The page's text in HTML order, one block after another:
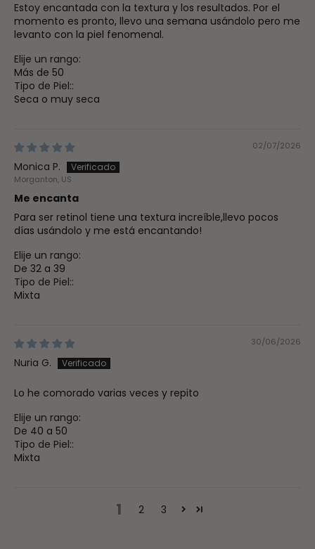
Estoy encantada con la textura y los resultados. Por el
momento es pronto, llevo una semana usándolo pero me
levanto con la piel fenomenal.
Elije un rango:
Más de 50
Tipo de Piel::
Seca o muy seca
02/07/2026
Monica P.
Morganton, US
Me encanta
Para ser retinol tiene una textura increíble,llevo pocos
días usándolo y me está encantando!
Elije un rango:
De 32 a 39
Tipo de Piel::
Mixta
30/06/2026
Nuria G.
Lo he comorado varias veces y repito
Elije un rango:
De 40 a 50
Tipo de Piel::
Mixta
1 2 3